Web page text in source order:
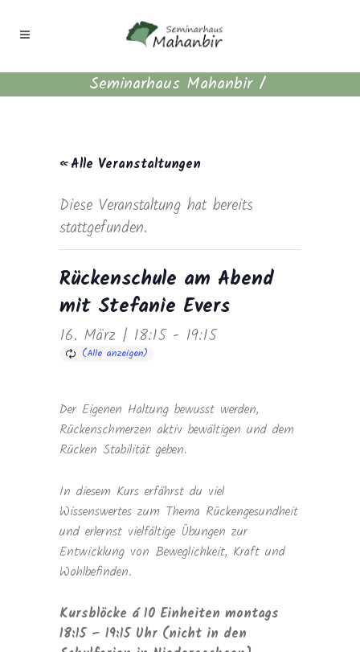
Seminarhaus Mahanbir/
« Alle Veranstaltungen
Diese Veranstaltung hat bereits
stattgefunden.
Rückenschule am Abend
mit Stefanie Evers
16. März | 18:15- 19:15
Der Eigenen Haltung bewusst werden,
Rückenschmerzen aktiv bewältigen und dem
Rücken Stabilität geben.
In diesem Kurs erfährst du viel
Wissenswertes zum Thema Rückengesundheit
und erlernst vielfältige Übungen zur
Entwicklung von Beweglichkeit, Kraft und
Wohlbefinden.
Kursblöcke á 10 Einheiten montags
18:15 – 19:15 Uhr (nicht in den